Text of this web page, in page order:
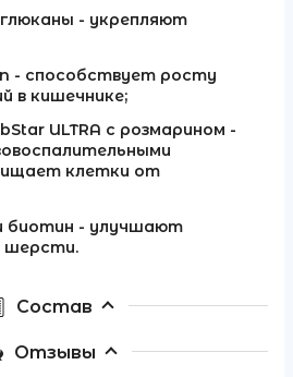
- укрепляют
- способствует росту
в кишечнике;
ULTRA с розмарином -
клетки от
биотин - улучшают
шерсти.
Состав
Отзывы